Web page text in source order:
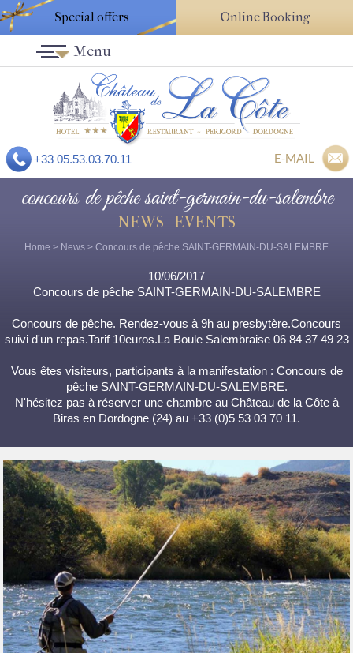
Special offers Online Booking
+33 05.53.03.70.11 E-MAIL
Menu
concours de pêche saint-germain-du-salembre
NEWS - EVENTS
Home > News > Concours de pêche SAINT-GERMAIN-DU-SALEMBRE
10/06/2017
Concours de pêche SAINT-GERMAIN-DU-SALEMBRE
Concours de pêche. Rendez-vous à 9h au presbytère.Concours
suivi d'un repas.Tarif 10euros.La Boule Salembraise 06 84 37 49 23
Vous êtes visiteurs, participants à la manifestation : Concours de
pêche SAINT-GERMAIN-DU-SALEMBRE.
N'hésitez pas à réserver une chambre au Château de la Côte à
Biras en Dordogne (24) au +33 (0)5 53 03 70 11.